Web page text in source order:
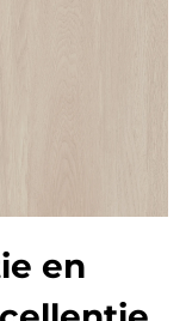
en